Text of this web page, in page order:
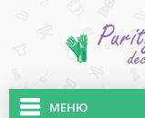
МЕНЮ